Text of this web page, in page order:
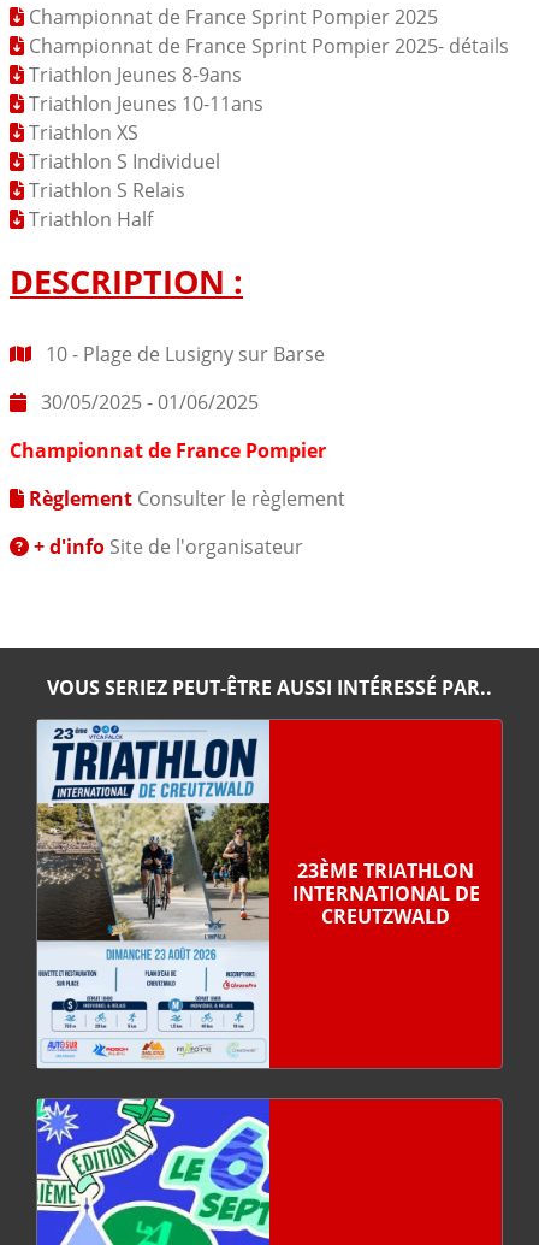
Championnat de France Sprint Pompier 2025
Championnat de France Sprint Pompier 2025- détails
Triathlon Jeunes 8-9ans
Triathlon Jeunes 10-11ans
Triathlon XS
Triathlon S Individuel
Triathlon S Relais
Triathlon Half
DESCRIPTION :
10 - Plage de Lusigny sur Barse
30/05/2025 - 01/06/2025
Championnat de France Pompier
Règlement Consulter le règlement
+ d'info Site de l'organisateur
VOUS SERIEZ PEUT-ÊTRE AUSSI INTÉRESSÉ PAR..
23ÈME TRIATHLON
INTERNATIONAL DE
CREUTZWALD